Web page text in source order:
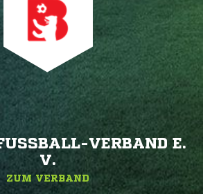
VERBAND E. V
.
ZUM VERBAND